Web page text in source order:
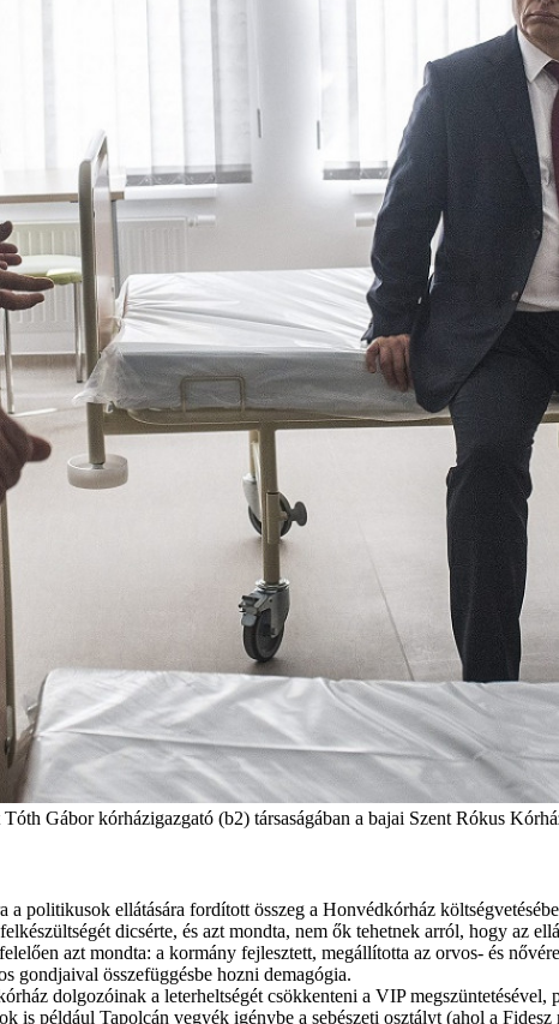
Gábor kórházigazgató (b2) társaságában a bajai Szent Rókus
a politikusok ellátására fordított összeg a Honvédkórház
dicsérte, és azt mondta, nem ők tehetnek arról, hogy az
azt mondta: a kormány fejlesztett, megállította az orvos- és
gondjaival összefüggésbe hozni demagógia.
dolgozóinak a leterheltségét csökkenteni a VIP megszüntetésével,
például Tapolcán vegyék igénybe a sebészeti osztályt (ahol a